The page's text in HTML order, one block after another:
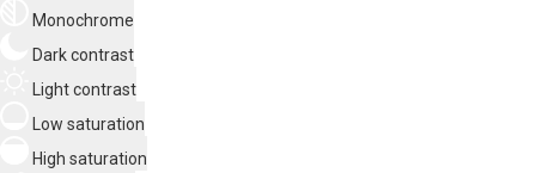
Monochrome
Dark contrast
Light contrast
Low saturation
High saturation